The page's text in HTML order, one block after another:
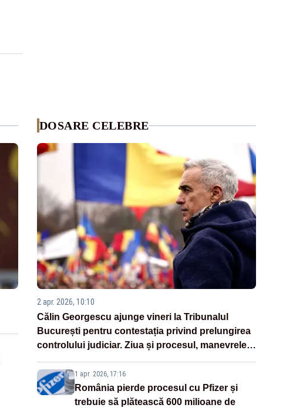
DOSARE CELEBRE
2 apr. 2026, 10:10
Călin Georgescu ajunge vineri la Tribunalul
București pentru contestația privind prelungirea
controlului judiciar. Ziua și procesul, manevrele
1 apr. 2026, 17:16
România pierde procesul cu Pfizer și
trebuie să plătească 600 milioane de